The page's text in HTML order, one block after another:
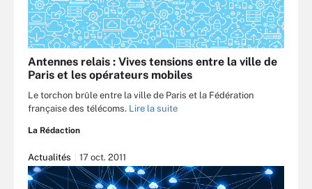
Antennes relais : Vives tensions entre la ville de
Paris et les opérateurs mobiles
Le torchon brûle entre la ville de Paris et la Fédération
française des télécoms. Lire la suite
La Rédaction
Actualités 17 oct. 2011